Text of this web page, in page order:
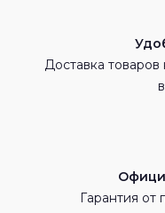
Доставка
Гарантия от